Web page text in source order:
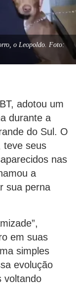
o Leopoldo. Foto:
adotou um
durante a
do Sul. O
teve seus
nas
a
sua perna
em suas
simples
evolução
voltando